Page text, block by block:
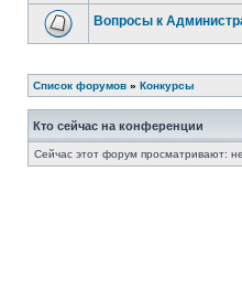
Вопросы к
Список форумов » Конкурсы
Кто сейчас на конференции
Сейчас этот форум просматривают: